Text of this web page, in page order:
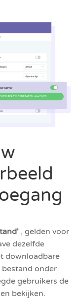
, gelden voor
dezelfde
downloadbare
onder
gebruikers de
bekijken.